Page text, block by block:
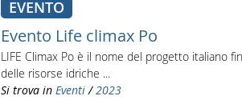
EVENTO
Evento Life climax Po
LIFE Climax Po è il nome del progetto italiano
delle risorse idriche ...
Si trova in Eventi /2023